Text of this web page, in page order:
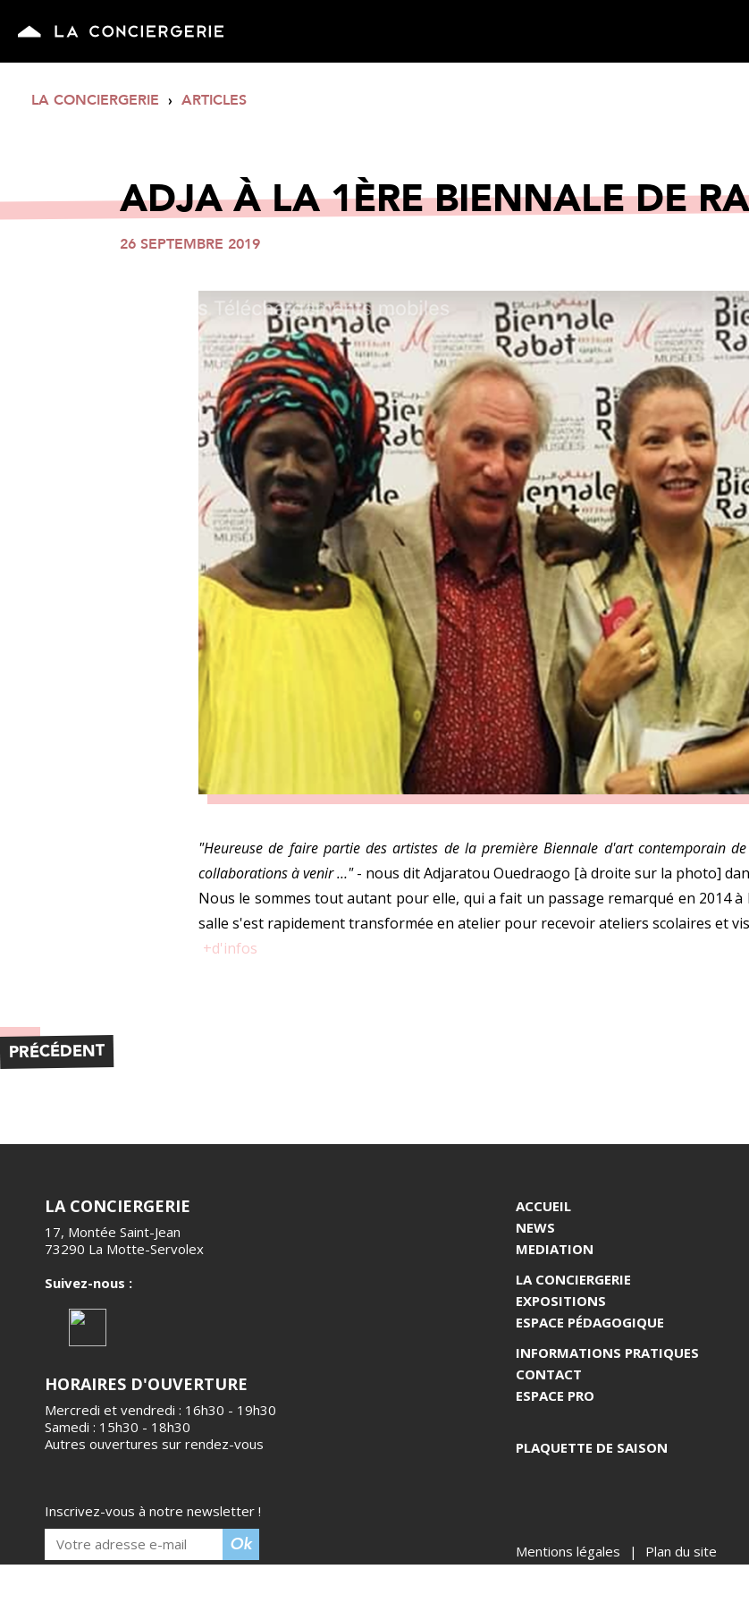
LA CONCIERGERIE › ARTICLES
ADJA À LA 1ÈRE BIENNALE DE
26 SEPTEMBRE 2019
"Heureuse de faire partie des artistes de la première Biennale d'art contemporain
collaborations à venir …"- nous dit Adjaratou Ouedraogo [à droite sur la photo]
Nous le sommes tout autant pour elle, qui a fait un passage remarqué en 2014 à
salle s'est rapidement transformée en atelier pour recevoir ateliers scolaires et
+d'infos
PRÉCÉDENT
LA CONCIERGERIE
17, Montée Saint-Jean
73290 La Motte-Servolex
Suivez-nous :
HORAIRES D'OUVERTURE
Mercredi et vendredi : 16h30 - 19h30
Samedi : 15h30 - 18h30
Autres ouvertures sur rendez-vous
ACCUEIL
NEWS
MEDIATION
LA CONCIERGERIE
EXPOSITIONS
ESPACE PÉDAGOGIQUE
INFORMATIONS PRATIQUES
CONTACT
ESPACE PRO
PLAQUETTE DE SAISON
Inscrivez-vous à notre newsletter !
Mentions légales Plan du site